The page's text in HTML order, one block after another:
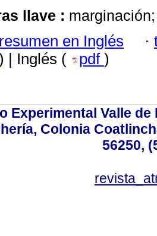
llave :
resumen en Inglés ·
| Inglés ( pdf )
Experimental Valle
Colonia
56250,